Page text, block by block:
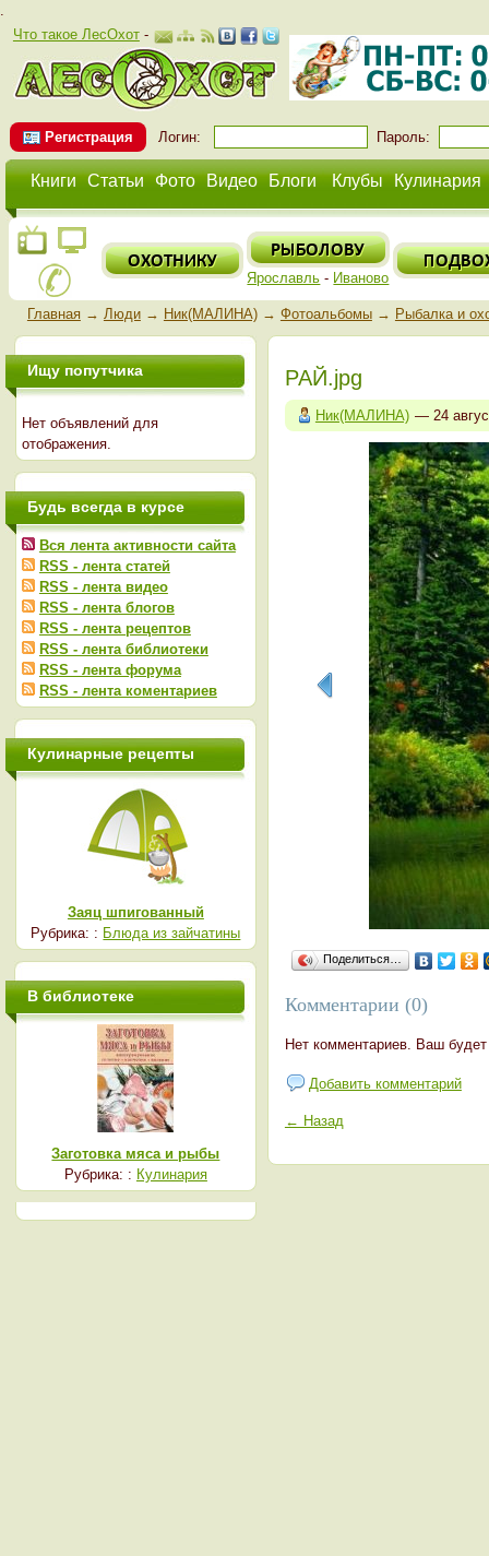
.
Что такое ЛесОхот-
Регистрация Логин: Пароль:
Книги Статьи Фото Видео Блоги Клубы Кулинария
Ярославль - Иваново
Главная→ Люди→ Ник(МАЛИНА)→ Фотоальбомы→ Рыбалка и
РАЙ.jpg
Ник(МАЛИНА) — 24
Поделиться…
Комментарии (0)
Нет комментариев. Ваш
Добавить комментарий
← Назад
Ищу попутчика
Нет объявлений для
отображения.
Будь всегда в курсе
Вся лента активности сайта
RSS - лента статей
RSS - лента видео
RSS - лента блогов
RSS - лента рецептов
RSS - лента библиотеки
RSS - лента форума
RSS - лента коментариев
Кулинарные рецепты
Заяц шпигованный
Рубрика: : Блюда из зайчатины
В библиотеке
Заготовка мяса и рыбы
Рубрика: : Кулинария